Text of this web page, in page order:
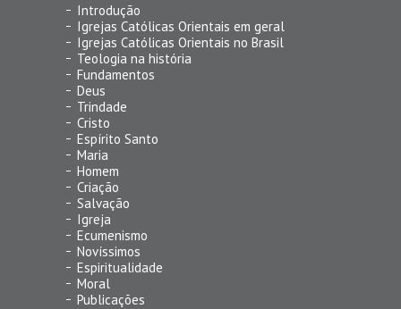
Introdução
Igrejas Católicas Orientais em geral
Igrejas Católicas Orientais no Brasil
Teologia na história
Fundamentos
Deus
Trindade
Cristo
Espírito Santo
Maria
Homem
Criação
Salvação
Igreja
Ecumenismo
Novíssimos
Espiritualidade
Moral
Publicações